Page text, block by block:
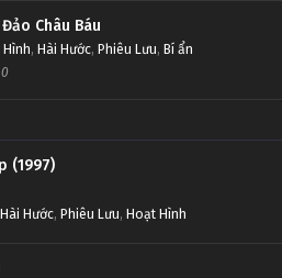
Châu Báu
, Hài Hước, Phiêu Lưu, Bí ẩn
(1997)
Hài Hước, Phiêu Lưu, Hoạt Hình